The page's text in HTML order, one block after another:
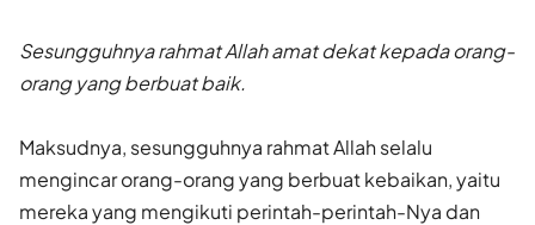
Sesungguhnya rahmat Allah amat dekat kepada orang-
orang yang berbuat baik.
Maksudnya, sesungguhnya rahmat Allah selalu
mengincar orang-orang yang berbuat kebaikan, yaitu
mereka yang mengikuti perintah-perintah-Nya dan